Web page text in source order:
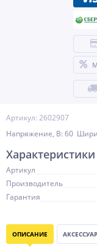
Артикул: 2602907
Напряжение, В: 60
Характеристики
Артикул
Производитель
Гарантия
ОПИСАНИЕ